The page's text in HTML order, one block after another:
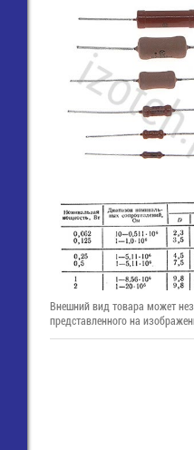
Внешний вид товара может
представленного на